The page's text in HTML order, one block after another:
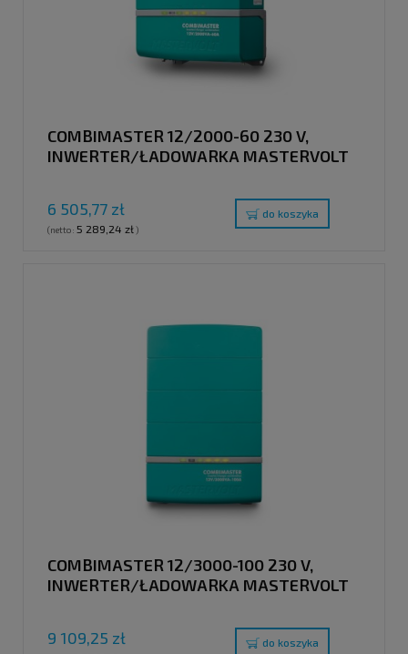
COMBIMASTER 12/2000-60 230 V,
INWERTER/ŁADOWARKA MASTERVOLT
6 505,77 zł
(netto: 5 289,24 zł)
do koszyka
COMBIMASTER 12/3000-100 230 V,
INWERTER/ŁADOWARKA MASTERVOLT
9 109,25 zł do koszyka